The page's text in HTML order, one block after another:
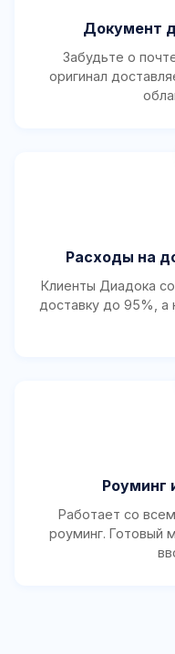
Документ
Забудьте о
оригинал
Расходы на
Клиенты Диадока
доставку до 95%, а
Роуминг
Работает со
роуминг. Готовый